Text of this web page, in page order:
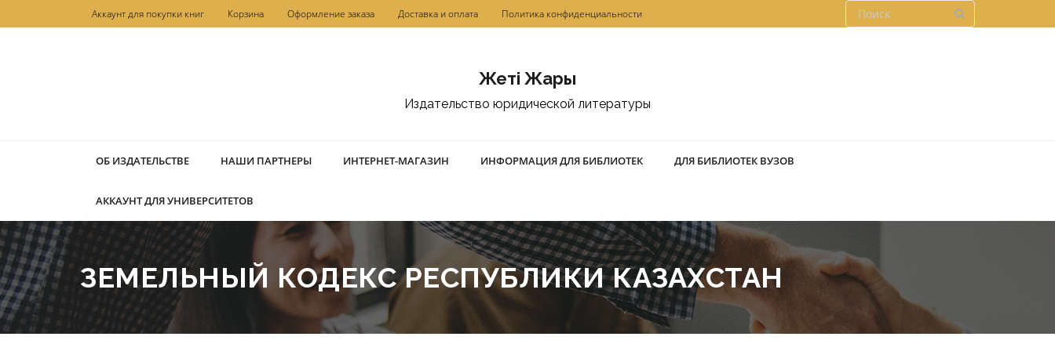
к
Аккаунт для покупки книг Корзина Оформление заказа Доставка и оплата Политика конфиденциальности
Жетi Жарғы
Издательство юридической литературы
ОБ ИЗДАТЕЛЬСТВЕ НАШИ ПАРТНЕРЫ ИНТЕРНЕТ-МАГАЗИН ИНФОРМАЦИЯ ДЛЯ БИБЛИОТЕК ДЛЯ БИБЛИОТЕК ВУЗОВ
АККАУНТ ДЛЯ УНИВЕРСИТЕТОВ
ЗЕМЕЛЬНЫЙ КОДЕКС РЕСПУБЛИКИ КАЗАХСТАН